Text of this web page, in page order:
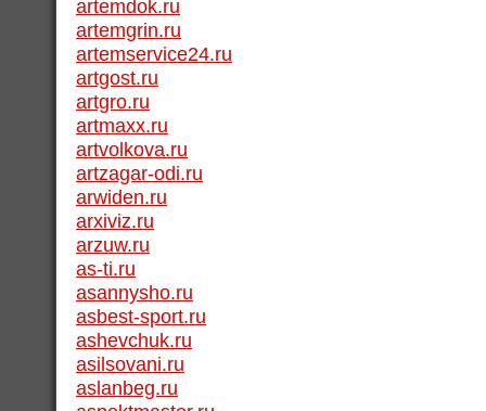
artemdok.ru
artemgrin.ru
artemservice24.ru
artgost.ru
artgro.ru
artmaxx.ru
artvolkova.ru
artzagar-odi.ru
arwiden.ru
arxiviz.ru
arzuw.ru
as-ti.ru
asannysho.ru
asbest-sport.ru
ashevchuk.ru
asilsovani.ru
aslanbeg.ru